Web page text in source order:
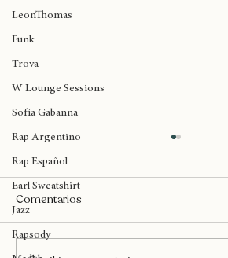
Ovalle
LeonThomas
Funk
Trova
W Lounge Sessions
Sofía Gabanna
Rap Argentino
Rap Español
Earl Sweatshirt
Jazz
Comentarios